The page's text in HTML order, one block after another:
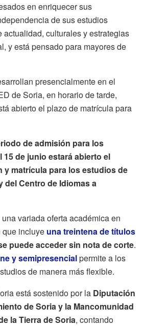
en enriquecer sus
de sus estudios
actualidad, culturales y estrategias
y está pensado para mayores de
presencialmente en el
de Soria, en horario de tarde,
abierto el plazo de matrícula para
de admisión para los
15 de junio estará abierto el
y matrícula para los estudios de
del Centro de Idiomas a
variada oferta académica en
que incluye una treintena de títulos
puede acceder sin nota de corte.
y semipresencialpermite a los
de manera más flexible.
está sostenido por la Diputación
de Soria y la Mancomunidad
la Tierra de Soria, contando